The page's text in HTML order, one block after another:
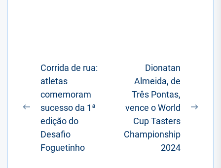
Navegação
Post
Postagem
anterior:
Corrida de rua:
atletas
comemoram
sucesso da 1ª
edição do
Desafio
Foguetinho
Dionatan
Almeida, de
Três Pontas,
vence o World
Cup Tasters
Championship
2024